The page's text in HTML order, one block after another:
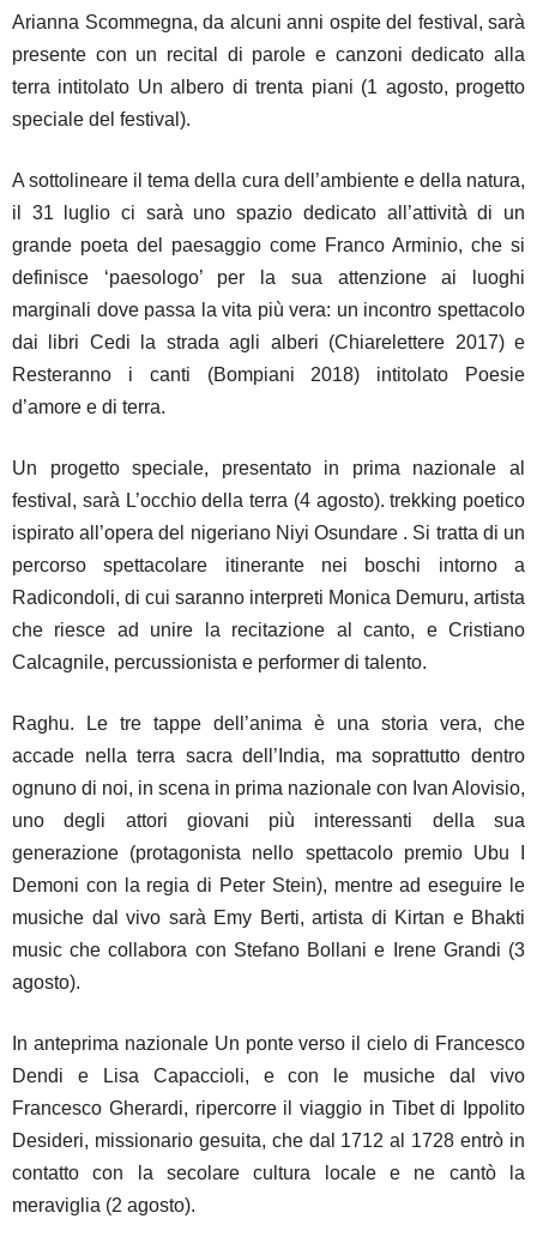
Arianna Scommegna, da alcuni anni ospite del festival, sarà
presente con un recital di parole e canzoni dedicato alla
terra intitolato Un albero di trenta piani (1 agosto, progetto
speciale del festival).
A sottolineare il tema della cura dell’ambiente e della natura,
il 31 luglio ci sarà uno spazio dedicato all’attività di un
grande poeta del paesaggio come Franco Arminio, che si
definisce ‘paesologo’ per la sua attenzione ai luoghi
marginali dove passa la vita più vera: un incontro spettacolo
dai libri Cedi la strada agli alberi (Chiarelettere 2017) e
Resteranno i canti (Bompiani 2018) intitolato Poesie
d’amore e di terra.
Un progetto speciale, presentato in prima nazionale al
festival, sarà L’occhio della terra (4 agosto). trekking poetico
ispirato all’opera del nigeriano Niyi Osundare . Si tratta di un
percorso spettacolare itinerante nei boschi intorno a
Radicondoli, di cui saranno interpreti Monica Demuru, artista
che riesce ad unire la recitazione al canto, e Cristiano
Calcagnile, percussionista e performer di talento.
Raghu. Le tre tappe dell’anima è una storia vera, che
accade nella terra sacra dell’India, ma soprattutto dentro
ognuno di noi, in scena in prima nazionale con Ivan Alovisio,
uno degli attori giovani più interessanti della sua
generazione (protagonista nello spettacolo premio Ubu I
Demoni con la regia di Peter Stein), mentre ad eseguire le
musiche dal vivo sarà Emy Berti, artista di Kirtan e Bhakti
music che collabora con Stefano Bollani e Irene Grandi (3
agosto).
In anteprima nazionale Un ponte verso il cielo di Francesco
Dendi e Lisa Capaccioli, e con le musiche dal vivo
Francesco Gherardi, ripercorre il viaggio in Tibet di Ippolito
Desideri, missionario gesuita, che dal 1712 al 1728 entrò in
contatto con la secolare cultura locale e ne cantò la
meraviglia (2 agosto).